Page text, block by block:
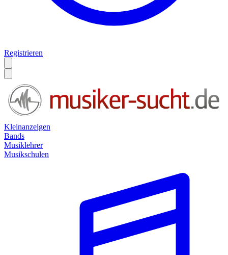
Registrieren
Kleinanzeigen
Bands
Musiklehrer
Musikschulen